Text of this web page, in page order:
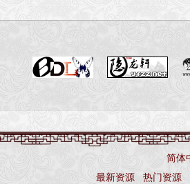
图操作-说明
按钮 （载入地图列表）
中输入 你自己想要的名称
）”按钮或“增加地图”
简体
最新资源 热门资源